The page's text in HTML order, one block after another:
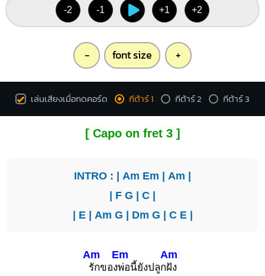
-2 -1 +1 +2
- font size +
เล่นเสียงเมื่อกดคอร์ด กีต้าร์ 1 กีต้าร์ 2 กีต้าร์ 3
[ Capo on fret 3 ]
INTRO : | Am Em | Am |
| F G | C |
| E| Am G | Dm G | C E|
Am
รักของ
Em
พ่อนี้ยังปลูก
Am
ฝัง